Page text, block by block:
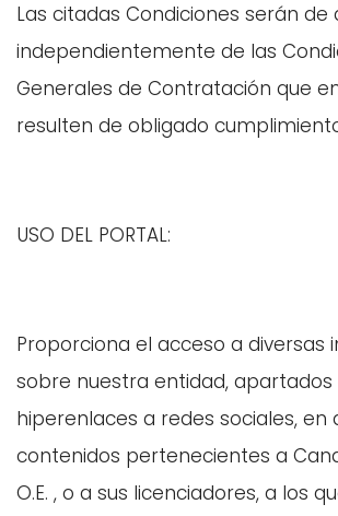
Las citadas Condiciones serán de
independientemente de las
Generales de Contratación que
resulten de obligado
USO DEL PORTAL:
Proporciona el acceso a diversas
sobre nuestra entidad,
hiperenlaces a redes sociales, en
contenidos pertenecientes a
O.E. , o a sus licenciadores, a los